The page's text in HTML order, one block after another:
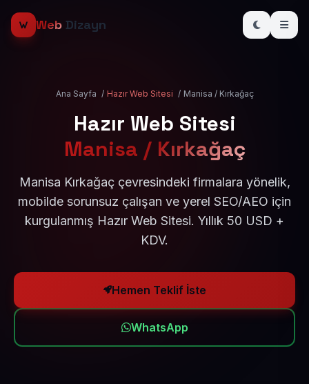
Web Dizayn
Ana Sayfa / Hazır Web Sitesi / Manisa / Kırkağaç
Hazır Web Sitesi
Manisa / Kırkağaç
Manisa Kırkağaç çevresindeki firmalara yönelik,
mobilde sorunsuz çalışan ve yerel SEO/AEO için
kurgulanmış Hazır Web Sitesi. Yıllık 50 USD +
KDV.
Hemen Teklif İste
WhatsApp